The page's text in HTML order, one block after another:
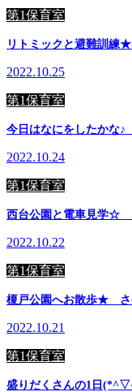
第1保育室
リトミックと避難訓
2022.10.25
第1保育室
今日はなにをしたかな
2022.10.24
第1保育室
西台公園と電車見学☆
2022.10.22
第1保育室
榎戸公園へお散歩★ さ
2022.10.21
第1保育室
盛りだくさんの1日